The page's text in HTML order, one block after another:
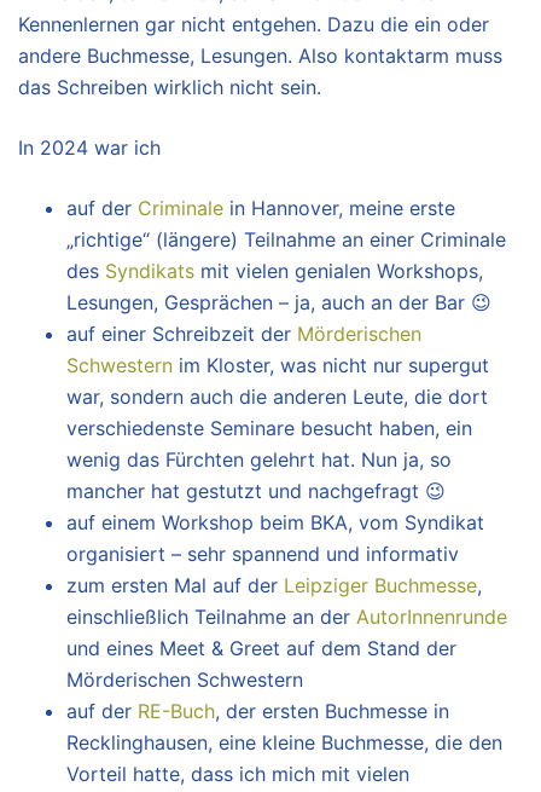
Kennenlernen gar nicht entgehen. Dazu die ein oder
andere Buchmesse, Lesungen. Also kontaktarm muss
das Schreiben wirklich nicht sein.
In 2024 war ich
auf der Criminale in Hannover, meine erste
„richtige“ (längere) Teilnahme an einer Criminale
des Syndikats mit vielen genialen Workshops,
Lesungen, Gesprächen – ja, auch an der Bar 😉
auf einer Schreibzeit der Mörderischen
Schwestern im Kloster, was nicht nur supergut
war, sondern auch die anderen Leute, die dort
verschiedenste Seminare besucht haben, ein
wenig das Fürchten gelehrt hat. Nun ja, so
mancher hat gestutzt und nachgefragt 😉
auf einem Workshop beim BKA, vom Syndikat
organisiert – sehr spannend und informativ
zum ersten Mal auf der Leipziger Buchmesse,
einschließlich Teilnahme an der AutorInnenrunde
und eines Meet & Greet auf dem Stand der
Mörderischen Schwestern
auf der RE-Buch, der ersten Buchmesse in
Recklinghausen, eine kleine Buchmesse, die den
Vorteil hatte, dass ich mich mit vielen